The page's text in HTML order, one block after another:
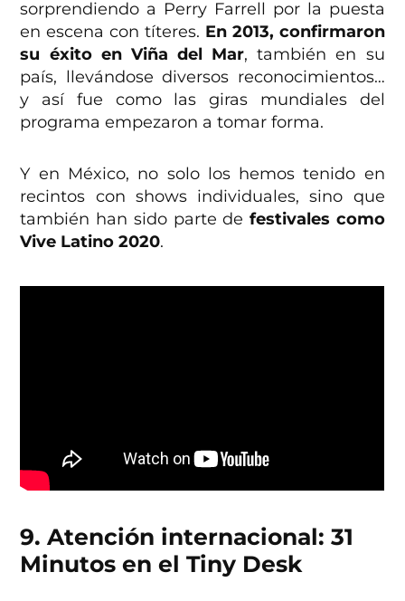
sorprendiendo a Perry Farrell por la puesta
en escena con títeres. En 2013, confirmaron
su éxito en Viña del Mar, también en su
país, llevándose diversos reconocimientos…
y así fue como las giras mundiales del
programa empezaron a tomar forma.
Y en México, no solo los hemos tenido en
recintos con shows individuales, sino que
también han sido parte de festivales como
Vive Latino 2020.
9. Atención internacional: 31
Minutos en el Tiny Desk